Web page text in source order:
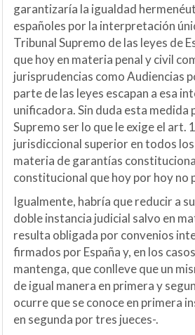
garantizaría la igualdad
españoles por la interpretación
Tribunal Supremo de las leyes de
que hoy en materia penal y civil
jurisprudencias como Audiencias
parte de las leyes escapan a esa
unificadora. Sin duda esta
Supremo ser lo que le exige el art.
jurisdiccional superior en todos
materia de garantías
constitucional que hoy por hoy no
Igualmente, habría que reducir a
doble instancia judicial salvo en
resulta obligada por convenios
firmados por España y, en los
mantenga, que conlleve que un
de igual manera en primera y
ocurre que se conoce en primera
en segunda por tres jueces-.